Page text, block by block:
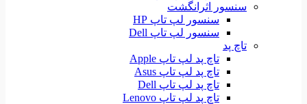
سنسور اثرانگشت
سنسور لپ تاپ HP
سنسور لپ تاپ Dell
تاچ پد
تاچ پد لپ تاپ Apple
تاچ پد لپ تاپ Asus
تاچ پد لپ تاپ Dell
تاچ پد لپ تاپ Lenovo